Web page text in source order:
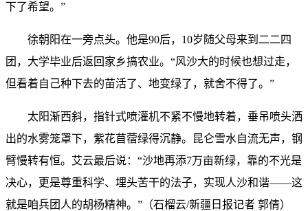
下了希望。”
徐朝阳在一旁点头。他是90后，10岁随父母来到二二四
团，大学毕业后返回家乡搞农业。“风沙大的时候也想过走，
但看着自己种下去的苗活了、地变绿了，就舍不得了。”
太阳渐西斜，指针式喷灌机不紧不慢地转着，垂吊喷头洒
出的水雾笼罩下，紫花苜蓿绿得沉静。昆仑雪水自流无声，钢
臂慢转有恒。艾云最后说：“沙地再添7万亩新绿，靠的不光是
决心，更是尊重科学、埋头苦干的法子，实现人沙和谐——这
就是咱兵团人的胡杨精神。”（石榴云/新疆日报记者 郭倩）